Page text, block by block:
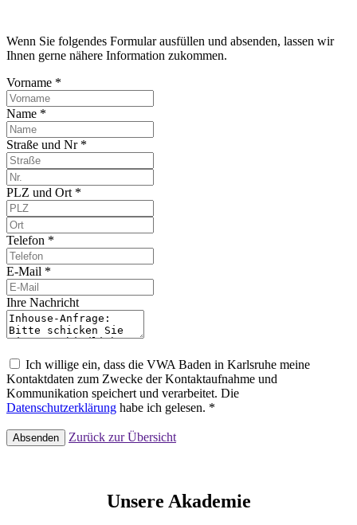
Wenn Sie folgendes Formular ausfüllen und absenden, lassen wir
Ihnen gerne nähere Information zukommen.
Vorname *
Name *
Straße und Nr *
PLZ und Ort *
Telefon *
E-Mail *
Ihre Nachricht
Ich willige ein, dass die VWA Baden in Karlsruhe meine
Kontaktdaten zum Zwecke der Kontaktaufnahme und
Kommunikation speichert und verarbeitet. Die
Datenschutzerklärung habe ich gelesen. *
Absenden Zurück zur Übersicht
Unsere Akademie